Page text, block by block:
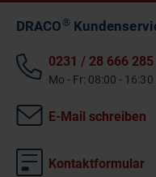
DRACO®
0231 / 28 666 285
Mo - Fr: 08:00 - 16:30
E-Mail schreiben
Kontaktformular